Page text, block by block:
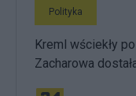
Polityka
Kreml wściekły
Zacharowa